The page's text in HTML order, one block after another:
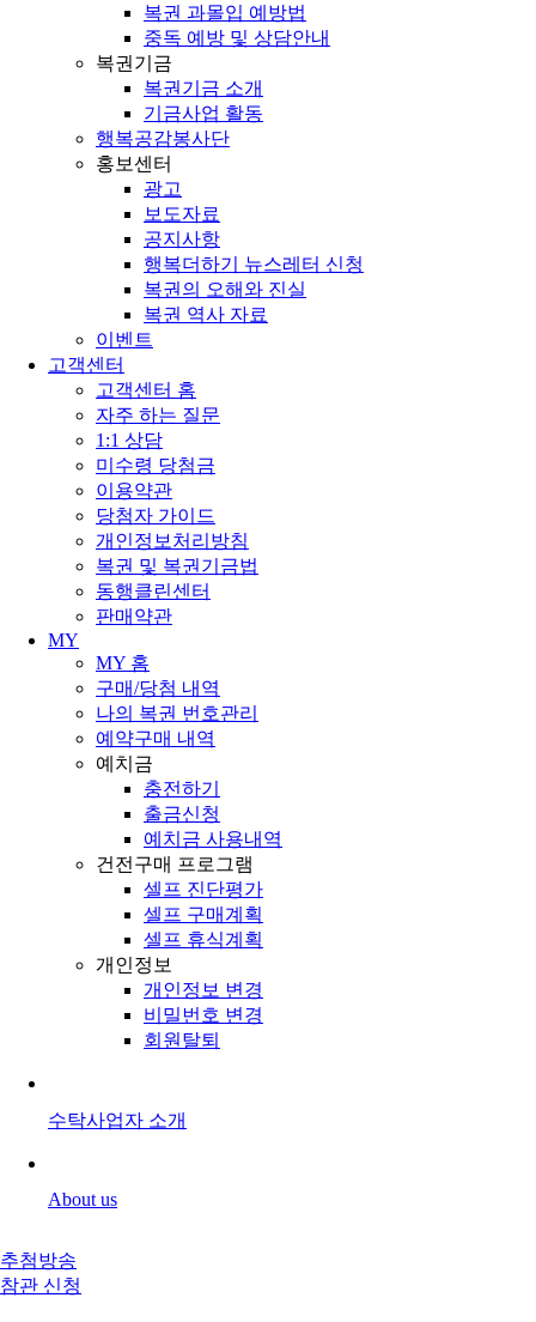
복권 과몰입 예방법
중독 예방 및 상담안내
복권기금
복권기금 소개
기금사업 활동
행복공감봉사단
홍보센터
광고
보도자료
공지사항
행복더하기 뉴스레터 신청
복권의 오해와 진실
복권 역사 자료
이벤트
고객센터
고객센터 홈
자주 하는 질문
1:1 상담
미수령 당첨금
이용약관
당첨자 가이드
개인정보처리방침
복권 및 복권기금법
동행클린센터
판매약관
MY
MY 홈
구매/당첨 내역
나의 복권 번호관리
예약구매 내역
예치금
충전하기
출금신청
예치금 사용내역
건전구매 프로그램
셀프 진단평가
셀프 구매계획
셀프 휴식계획
개인정보
개인정보 변경
비밀번호 변경
회원탈퇴
수탁사업자 소개
About us
추첨방송
참관 신청